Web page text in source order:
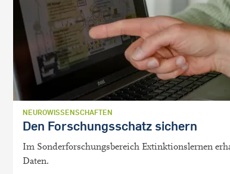
NEUROWISSENSCHAFTEN
Den Forschungsschatz sichern
Im Sonderforschungsbereich Extinktionslernen
Daten.